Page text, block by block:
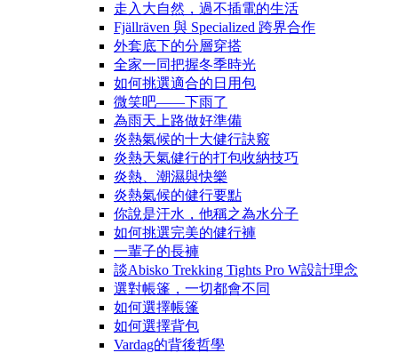
走入大自然，過不插電的生活
Fjällräven 與 Specialized 跨界合作
外套底下的分層穿搭
全家一同把握冬季時光
如何挑選適合的日用包
微笑吧——下雨了
為雨天上路做好準備
炎熱氣候的十大健行訣竅
炎熱天氣健行的打包收納技巧
炎熱、潮濕與快樂
炎熱氣候的健行要點
你說是汗水，他稱之為水分子
如何挑選完美的健行褲
一輩子的長褲
談Abisko Trekking Tights Pro W設計理念
選對帳篷，一切都會不同
如何選擇帳篷
如何選擇背包
Vardag的背後哲學